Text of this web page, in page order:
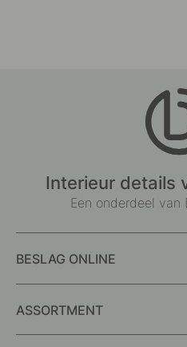
Interieur details
Een onderdeel van
BESLAG ONLINE
ASSORTMENT